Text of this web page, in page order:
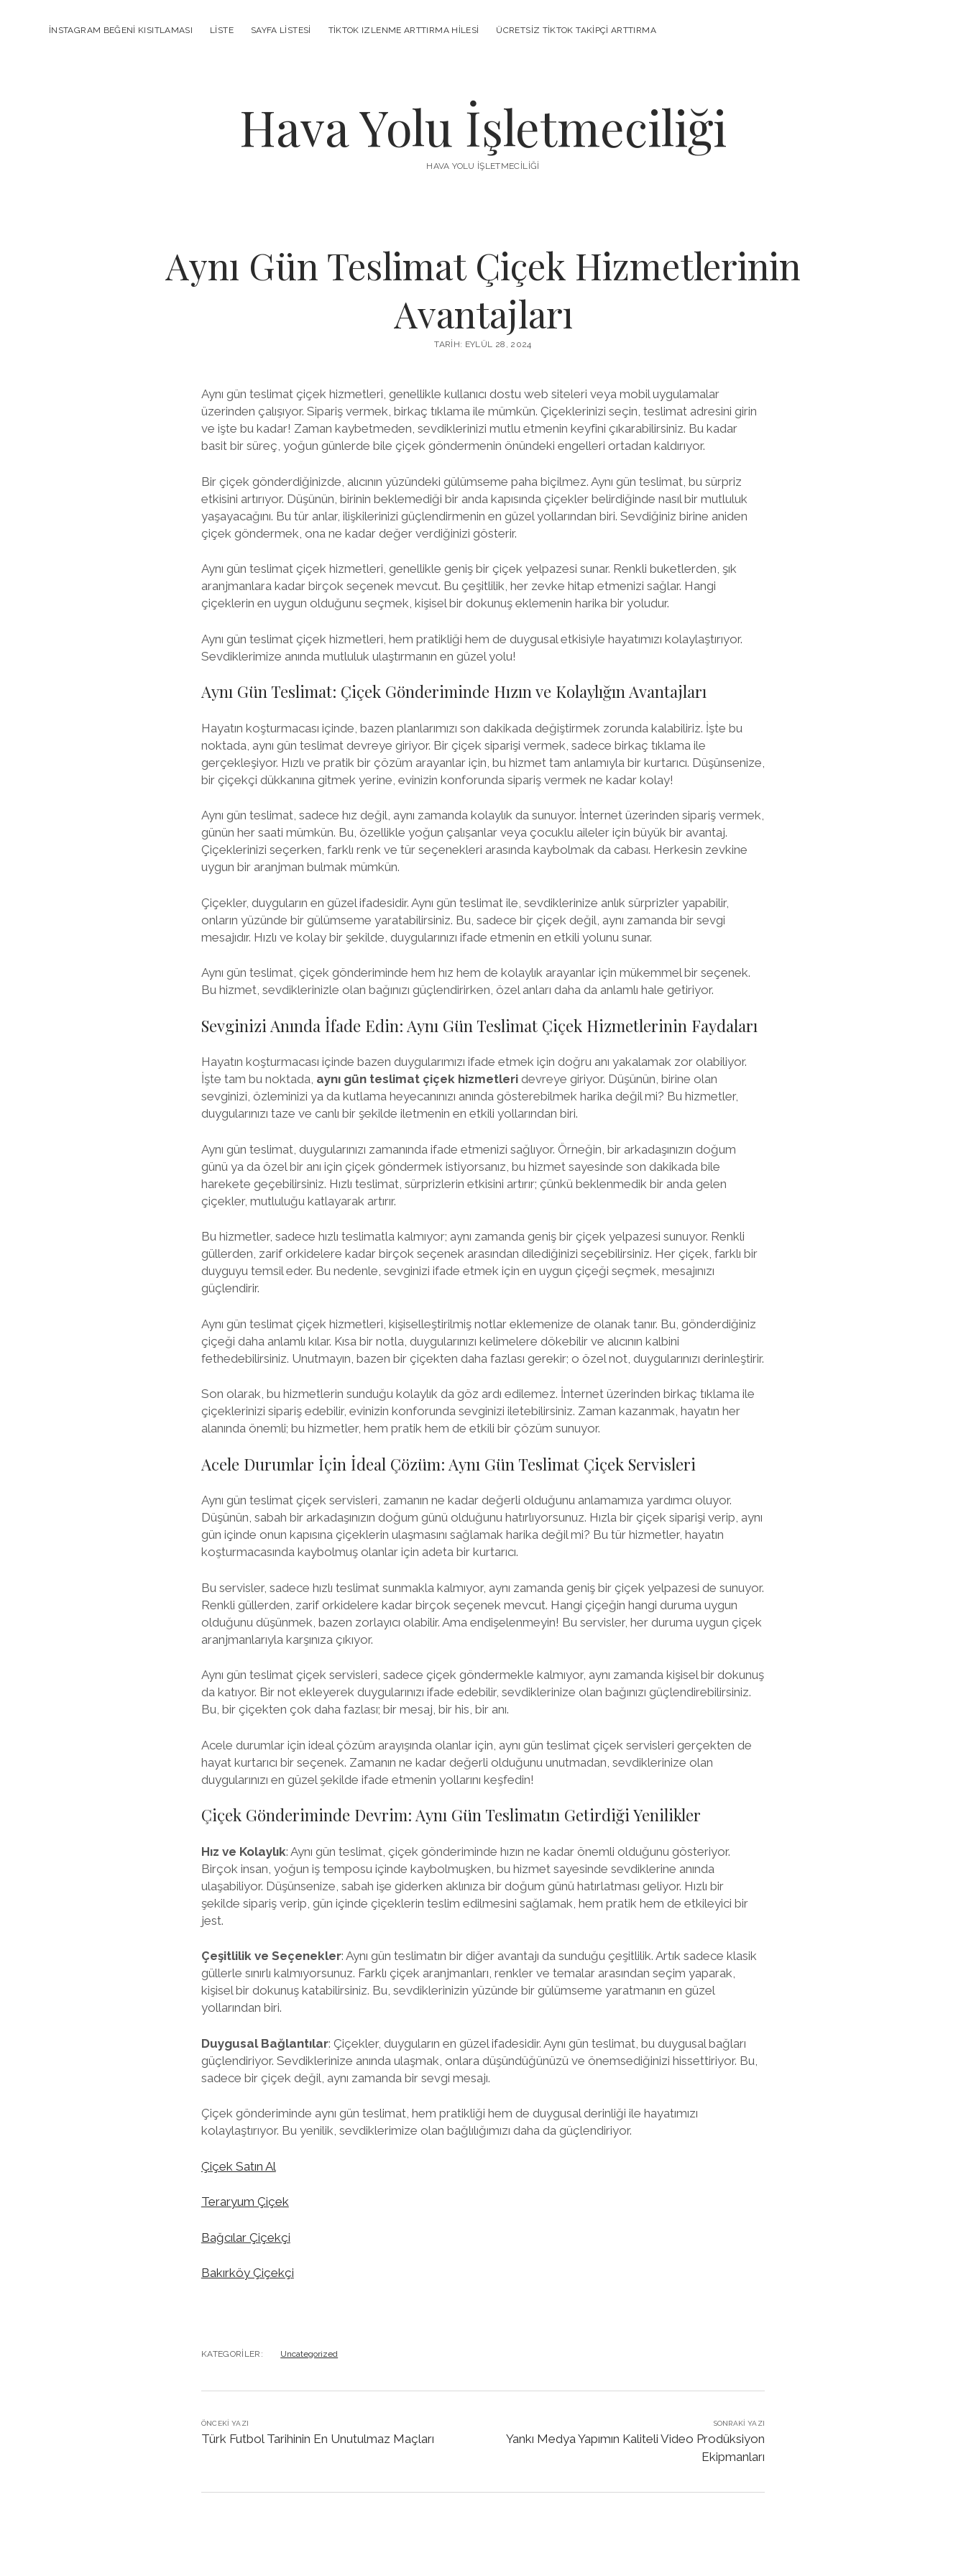
INSTAGRAM BEĞENI KISITLAMASI LISTE SAYFA LISTESI TIKTOK IZLENME ARTTIRMA HILESI ÜCRETSIZ TIKTOK TAKIPÇI ARTTIRMA
Hava Yolu İşletmeciliği
HAVA YOLU İŞLETMECILIĞI
Aynı Gün Teslimat Çiçek Hizmetlerinin
Avantajları
TARIH: EYLÜL 28, 2024
Aynı gün teslimat çiçek hizmetleri, genellikle kullanıcı dostu web siteleri veya mobil uygulamalar
üzerinden çalışıyor. Sipariş vermek, birkaç tıklama ile mümkün. Çiçeklerinizi seçin, teslimat adresini girin
ve işte bu kadar! Zaman kaybetmeden, sevdiklerinizi mutlu etmenin keyfini çıkarabilirsiniz. Bu kadar
basit bir süreç, yoğun günlerde bile çiçek göndermenin önündeki engelleri ortadan kaldırıyor.
Bir çiçek gönderdiğinizde, alıcının yüzündeki gülümseme paha biçilmez. Aynı gün teslimat, bu sürpriz
etkisini artırıyor. Düşünün, birinin beklemediği bir anda kapısında çiçekler belirdiğinde nasıl bir mutluluk
yaşayacağını. Bu tür anlar, ilişkilerinizi güçlendirmenin en güzel yollarından biri. Sevdiğiniz birine aniden
çiçek göndermek, ona ne kadar değer verdiğinizi gösterir.
Aynı gün teslimat çiçek hizmetleri, genellikle geniş bir çiçek yelpazesi sunar. Renkli buketlerden, şık
aranjmanlara kadar birçok seçenek mevcut. Bu çeşitlilik, her zevke hitap etmenizi sağlar. Hangi
çiçeklerin en uygun olduğunu seçmek, kişisel bir dokunuş eklemenin harika bir yoludur.
Aynı gün teslimat çiçek hizmetleri, hem pratikliği hem de duygusal etkisiyle hayatımızı kolaylaştırıyor.
Sevdiklerimize anında mutluluk ulaştırmanın en güzel yolu!
Aynı Gün Teslimat: Çiçek Gönderiminde Hızın ve Kolaylığın Avantajları
Hayatın koşturmacası içinde, bazen planlarımızı son dakikada değiştirmek zorunda kalabiliriz. İşte bu
noktada, aynı gün teslimat devreye giriyor. Bir çiçek siparişi vermek, sadece birkaç tıklama ile
gerçekleşiyor. Hızlı ve pratik bir çözüm arayanlar için, bu hizmet tam anlamıyla bir kurtarıcı. Düşünsenize,
bir çiçekçi dükkanına gitmek yerine, evinizin konforunda sipariş vermek ne kadar kolay!
Aynı gün teslimat, sadece hız değil, aynı zamanda kolaylık da sunuyor. İnternet üzerinden sipariş vermek,
günün her saati mümkün. Bu, özellikle yoğun çalışanlar veya çocuklu aileler için büyük bir avantaj.
Çiçeklerinizi seçerken, farklı renk ve tür seçenekleri arasında kaybolmak da cabası. Herkesin zevkine
uygun bir aranjman bulmak mümkün.
Çiçekler, duyguların en güzel ifadesidir. Aynı gün teslimat ile, sevdiklerinize anlık sürprizler yapabilir,
onların yüzünde bir gülümseme yaratabilirsiniz. Bu, sadece bir çiçek değil, aynı zamanda bir sevgi
mesajıdır. Hızlı ve kolay bir şekilde, duygularınızı ifade etmenin en etkili yolunu sunar.
Aynı gün teslimat, çiçek gönderiminde hem hız hem de kolaylık arayanlar için mükemmel bir seçenek.
Bu hizmet, sevdiklerinizle olan bağınızı güçlendirirken, özel anları daha da anlamlı hale getiriyor.
Sevginizi Anında İfade Edin: Aynı Gün Teslimat Çiçek Hizmetlerinin Faydaları
Hayatın koşturmacası içinde bazen duygularımızı ifade etmek için doğru anı yakalamak zor olabiliyor.
İşte tam bu noktada, aynı gün teslimat çiçek hizmetleridevreye giriyor. Düşünün, birine olan
sevginizi, özleminizi ya da kutlama heyecanınızı anında gösterebilmek harika değil mi? Bu hizmetler,
duygularınızı taze ve canlı bir şekilde iletmenin en etkili yollarından biri.
Aynı gün teslimat, duygularınızı zamanında ifade etmenizi sağlıyor. Örneğin, bir arkadaşınızın doğum
günü ya da özel bir anı için çiçek göndermek istiyorsanız, bu hizmet sayesinde son dakikada bile
harekete geçebilirsiniz. Hızlı teslimat, sürprizlerin etkisini artırır; çünkü beklenmedik bir anda gelen
çiçekler, mutluluğu katlayarak artırır.
Bu hizmetler, sadece hızlı teslimatla kalmıyor; aynı zamanda geniş bir çiçek yelpazesi sunuyor. Renkli
güllerden, zarif orkidelere kadar birçok seçenek arasından dilediğinizi seçebilirsiniz. Her çiçek, farklı bir
duyguyu temsil eder. Bu nedenle, sevginizi ifade etmek için en uygun çiçeği seçmek, mesajınızı
güçlendirir.
Aynı gün teslimat çiçek hizmetleri, kişiselleştirilmiş notlar eklemenize de olanak tanır. Bu, gönderdiğiniz
çiçeği daha anlamlı kılar. Kısa bir notla, duygularınızı kelimelere dökebilir ve alıcının kalbini
fethedebilirsiniz. Unutmayın, bazen bir çiçekten daha fazlası gerekir; o özel not, duygularınızı derinleştirir.
Son olarak, bu hizmetlerin sunduğu kolaylık da göz ardı edilemez. İnternet üzerinden birkaç tıklama ile
çiçeklerinizi sipariş edebilir, evinizin konforunda sevginizi iletebilirsiniz. Zaman kazanmak, hayatın her
alanında önemli; bu hizmetler, hem pratik hem de etkili bir çözüm sunuyor.
Acele Durumlar İçin İdeal Çözüm: Aynı Gün Teslimat Çiçek Servisleri
Aynı gün teslimat çiçek servisleri, zamanın ne kadar değerli olduğunu anlamamıza yardımcı oluyor.
Düşünün, sabah bir arkadaşınızın doğum günü olduğunu hatırlıyorsunuz. Hızla bir çiçek siparişi verip, aynı
gün içinde onun kapısına çiçeklerin ulaşmasını sağlamak harika değil mi? Bu tür hizmetler, hayatın
koşturmacasında kaybolmuş olanlar için adeta bir kurtarıcı.
Bu servisler, sadece hızlı teslimat sunmakla kalmıyor, aynı zamanda geniş bir çiçek yelpazesi de sunuyor.
Renkli güllerden, zarif orkidelere kadar birçok seçenek mevcut. Hangi çiçeğin hangi duruma uygun
olduğunu düşünmek, bazen zorlayıcı olabilir. Ama endişelenmeyin! Bu servisler, her duruma uygun çiçek
aranjmanlarıyla karşınıza çıkıyor.
Aynı gün teslimat çiçek servisleri, sadece çiçek göndermekle kalmıyor, aynı zamanda kişisel bir dokunuş
da katıyor. Bir not ekleyerek duygularınızı ifade edebilir, sevdiklerinize olan bağınızı güçlendirebilirsiniz.
Bu, bir çiçekten çok daha fazlası; bir mesaj, bir his, bir anı.
Acele durumlar için ideal çözüm arayışında olanlar için, aynı gün teslimat çiçek servisleri gerçekten de
hayat kurtarıcı bir seçenek. Zamanın ne kadar değerli olduğunu unutmadan, sevdiklerinize olan
duygularınızı en güzel şekilde ifade etmenin yollarını keşfedin!
Çiçek Gönderiminde Devrim: Aynı Gün Teslimatın Getirdiği Yenilikler
Hız ve Kolaylık: Aynı gün teslimat, çiçek gönderiminde hızın ne kadar önemli olduğunu gösteriyor.
Birçok insan, yoğun iş temposu içinde kaybolmuşken, bu hizmet sayesinde sevdiklerine anında
ulaşabiliyor. Düşünsenize, sabah işe giderken aklınıza bir doğum günü hatırlatması geliyor. Hızlı bir
şekilde sipariş verip, gün içinde çiçeklerin teslim edilmesini sağlamak, hem pratik hem de etkileyici bir
jest.
Çeşitlilik ve Seçenekler: Aynı gün teslimatın bir diğer avantajı da sunduğu çeşitlilik. Artık sadece klasik
güllerle sınırlı kalmıyorsunuz. Farklı çiçek aranjmanları, renkler ve temalar arasından seçim yaparak,
kişisel bir dokunuş katabilirsiniz. Bu, sevdiklerinizin yüzünde bir gülümseme yaratmanın en güzel
yollarından biri.
Duygusal Bağlantılar: Çiçekler, duyguların en güzel ifadesidir. Aynı gün teslimat, bu duygusal bağları
güçlendiriyor. Sevdiklerinize anında ulaşmak, onlara düşündüğünüzü ve önemsediğinizi hissettiriyor. Bu,
sadece bir çiçek değil, aynı zamanda bir sevgi mesajı.
Çiçek gönderiminde aynı gün teslimat, hem pratikliği hem de duygusal derinliği ile hayatımızı
kolaylaştırıyor. Bu yenilik, sevdiklerimize olan bağlılığımızı daha da güçlendiriyor.
Çiçek Satın Al
Teraryum Çiçek
Bağcılar Çiçekçi
Bakırköy Çiçekçi
KATEGORILER: Uncategorized
ÖNCEKI YAZI
Türk Futbol Tarihinin En Unutulmaz Maçları
SONRAKI YAZI
Yankı Medya Yapımın Kaliteli Video Prodüksiyon
Ekipmanları